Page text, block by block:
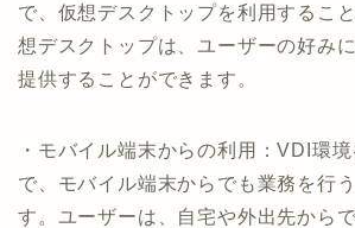
で、仮想デスクトップを利用するこ
想デスクトップは、ユーザーの好み
提供することができます。
・モバイル端末からの利用：VDI環
で、モバイル端末からでも業務を行
す。ユーザーは、自宅や外出先から